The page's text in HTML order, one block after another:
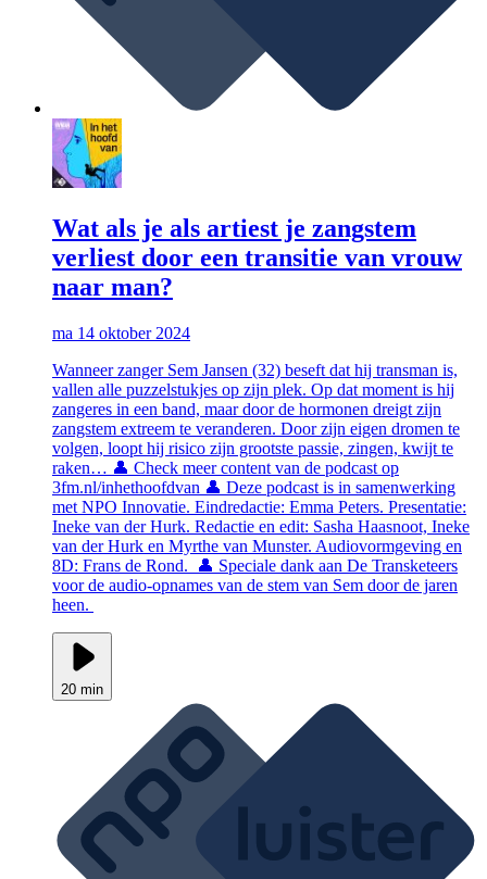
Wat als je als artiest je zangstem
verliest door een transitie van vrouw
naar man?
ma 14 oktober 2024
Wanneer zanger Sem Jansen (32) beseft dat hij transman is,
vallen alle puzzelstukjes op zijn plek. Op dat moment is hij
zangeres in een band, maar door de hormonen dreigt zijn
zangstem extreem te veranderen. Door zijn eigen dromen te
volgen, loopt hij risico zijn grootste passie, zingen, kwijt te
raken… 👤 Check meer content van de podcast op
3fm.nl/inhethoofdvan 👤 Deze podcast is in samenwerking
met NPO Innovatie. Eindredactie: Emma Peters. Presentatie:
Ineke van der Hurk. Redactie en edit: Sasha Haasnoot, Ineke
van der Hurk en Myrthe van Munster. Audiovormgeving en
8D: Frans de Rond. 👤 Speciale dank aan De Transketeers
voor de audio-opnames van de stem van Sem door de jaren
heen.
20 min